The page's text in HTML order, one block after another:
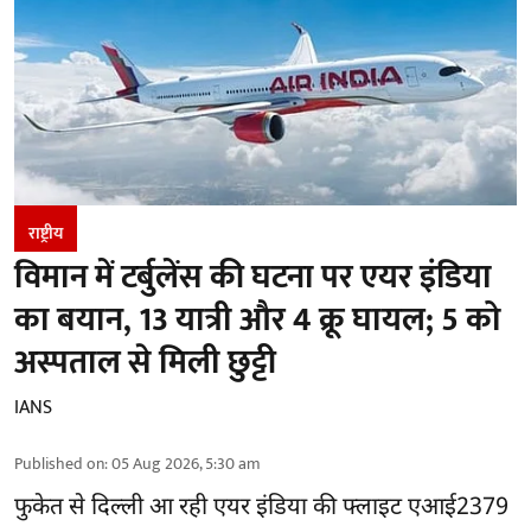
राष्ट्रीय
विमान में टर्बुलेंस की घटना पर एयर इंडिया
का बयान, 13 यात्री और 4 क्रू घायल; 5 को
अस्पताल से मिली छुट्टी
IANS
Published on:05 Aug 2026, 5:30 am
फुकेत सेदिल्लीआ रही एयर इंडिया की फ्लाइट एआई2379